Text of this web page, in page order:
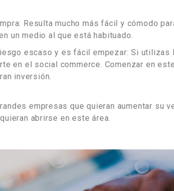
Resulta mucho más fácil y cómodo
un medio al que está habituado.
escaso y es fácil empezar: Si utilizas
en el social commerce. Comenzar en
inversión.
empresas que quieran aumentar su
abrirse en este área.